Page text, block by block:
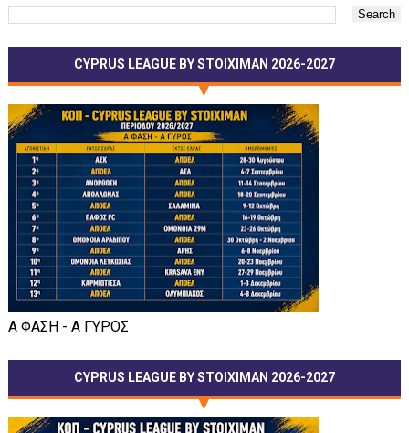
CYPRUS LEAGUE BY STOIXIMAN 2026-2027
Α ΦΑΣΗ - Α ΓΥΡΟΣ
CYPRUS LEAGUE BY STOIXIMAN 2026-2027